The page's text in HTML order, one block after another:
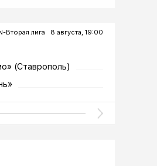
Вторая лига
8 августа, 19:00
(Ставрополь)